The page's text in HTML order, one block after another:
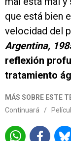
que está bien
velocidad del
Argentina,
reflexión
tratamiento
MÁS SOBRE ESTE
Continuará
/